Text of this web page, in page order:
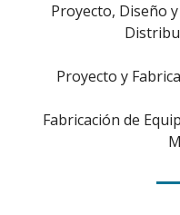
Proyecto, Diseño
Proyecto y
Fabricación de